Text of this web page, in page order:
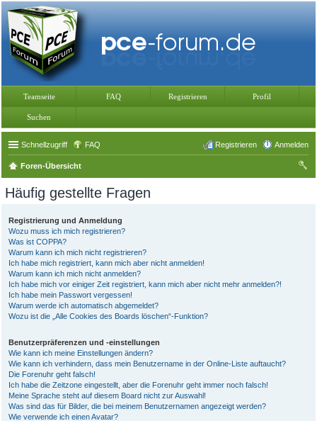
Teamseite FAQ Registrieren Profil
Suchen
Schnellzugriff FAQ Anmelden
Registrieren
Foren-Übersicht
Häufig gestellte Fragen
Registrierung und Anmeldung
Wozu muss ich mich registrieren?
Was ist COPPA?
Warum kann ich mich nicht registrieren?
Ich habe mich registriert, kann mich aber nicht anmelden!
Warum kann ich mich nicht anmelden?
Ich habe mich vor einiger Zeit registriert, kann mich aber nicht mehr anmelden?!
Ich habe mein Passwort vergessen!
Warum werde ich automatisch abgemeldet?
Wozu ist die „Alle Cookies des Boards löschen“-Funktion?
Benutzerpräferenzen und -einstellungen
Wie kann ich meine Einstellungen ändern?
Wie kann ich verhindern, dass mein Benutzername in der Online-Liste auftaucht?
Die Forenuhr geht falsch!
Ich habe die Zeitzone eingestellt, aber die Forenuhr geht immer noch falsch!
Meine Sprache steht auf diesem Board nicht zur Auswahl!
Was sind das für Bilder, die bei meinem Benutzernamen angezeigt werden?
Wie verwende ich einen Avatar?